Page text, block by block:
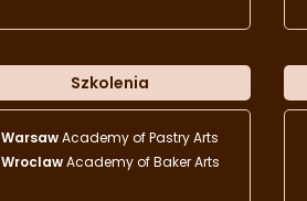
Szkolenia
WarsawAcademy of Pastry Arts
WroclawAcademy of Baker Arts